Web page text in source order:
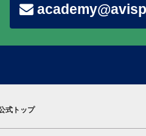
式トップ